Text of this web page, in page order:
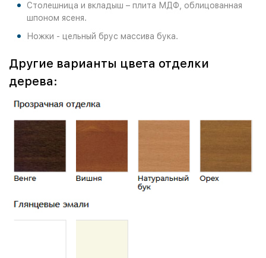
Столешница и вкладыш – плита МДФ, облицованная
шпоном ясеня.
Ножки - цельный брус массива бука.
Другие варианты цвета отделки
дерева: